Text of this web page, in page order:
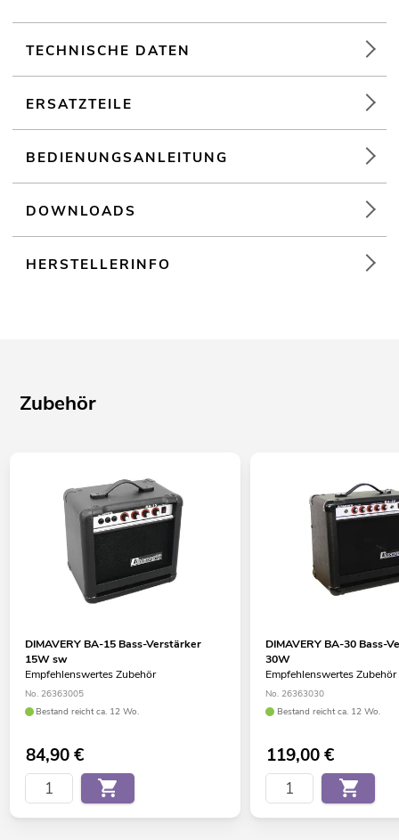
TECHNISCHE DATEN
ERSATZTEILE
BEDIENUNGSANLEITUNG
DOWNLOADS
HERSTELLERINFO
Zubehör
DIMAVERY BA-15 Bass-Verstärker
15W sw
Empfehlenswertes Zubehör
No. 26363005
Bestand reicht ca. 12 Wo.
84,90€
DIMAVERY BA-30 Bass-
30W
Empfehlenswertes Zubehör
No. 26363030
Bestand reicht ca. 12 Wo.
119,00€